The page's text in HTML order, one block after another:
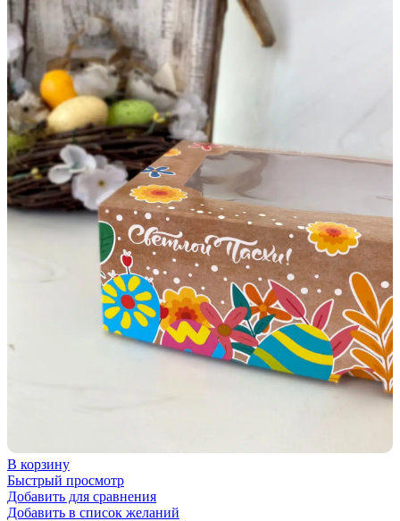
В корзину
Быстрый просмотр
Добавить для сравнения
Добавить в список желаний